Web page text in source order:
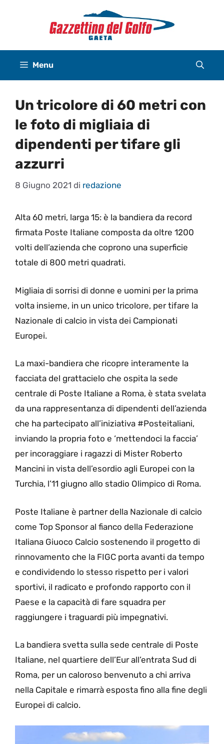
Menu
Un tricolore di 60 metri con
le foto di migliaia di
dipendenti per tifare gli
azzurri
8 Giugno 2021 di redazione
Alta 60 metri, larga 15: è la bandiera da record
firmata Poste Italiane composta da oltre 1200
volti dell’azienda che coprono una superficie
totale di 800 metri quadrati.
Migliaia di sorrisi di donne e uomini per la prima
volta insieme, in un unico tricolore, per tifare la
Nazionale di calcio in vista dei Campionati
Europei.
La maxi-bandiera che ricopre interamente la
facciata del grattacielo che ospita la sede
centrale di Poste Italiane a Roma, è stata svelata
da una rappresentanza di dipendenti dell’azienda
che ha partecipato all’iniziativa #Posteitaliani,
inviando la propria foto e ‘mettendoci la faccia’
per incoraggiare i ragazzi di Mister Roberto
Mancini in vista dell’esordio agli Europei con la
Turchia, l’11 giugno allo stadio Olimpico di Roma.
Poste Italiane è partner della Nazionale di calcio
come Top Sponsor al fianco della Federazione
Italiana Giuoco Calcio sostenendo il progetto di
rinnovamento che la FIGC porta avanti da tempo
e condividendo lo stesso rispetto per i valori
sportivi, il radicato e profondo rapporto con il
Paese e la capacità di fare squadra per
raggiungere i traguardi più impegnativi.
La bandiera svetta sulla sede centrale di Poste
Italiane, nel quartiere dell’Eur all’entrata Sud di
Roma, per un caloroso benvenuto a chi arriva
nella Capitale e rimarrà esposta fino alla fine degli
Europei di calcio.